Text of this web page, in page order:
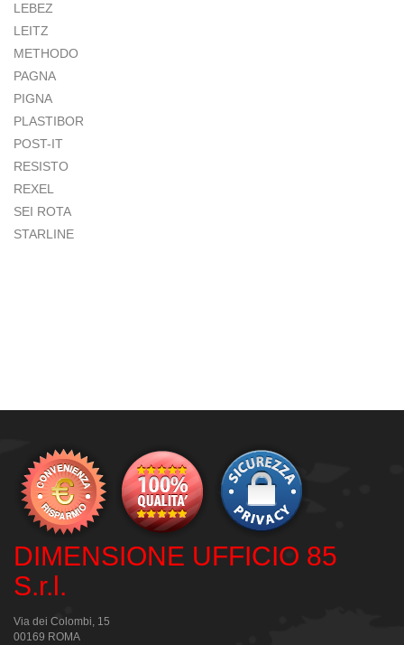
LEBEZ
LEITZ
METHODO
PAGNA
PIGNA
PLASTIBOR
POST-IT
RESISTO
REXEL
SEI ROTA
STARLINE
DIMENSIONE UFFICIO 85
S.r.l.
Via dei Colombi, 15
00169 ROMA